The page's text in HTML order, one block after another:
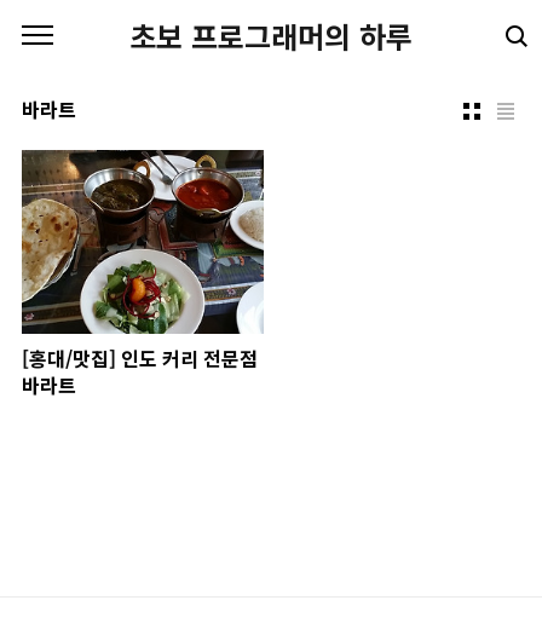
초보 프로그래머의 하루
바라트
[홍대/맛집] 인도 커리 전문점
바라트